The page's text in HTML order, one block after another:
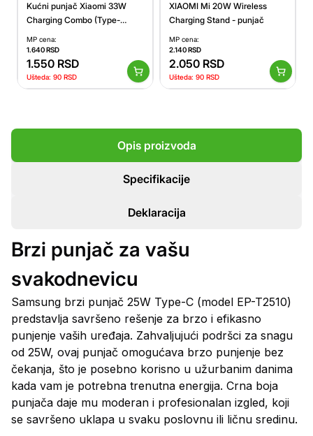
Kućni punjač Xiaomi 33W
Charging Combo (Type-
A+Type-C) sa kablom
MP cena:
1.640RSD
1.550 RSD
Ušteda: 90 RSD
XIAOMI Mi 20W Wireless
Charging Stand - punjač
MP cena:
2.140RSD
2.050 RSD
Ušteda: 90 RSD
Opis proizvoda
Specifikacije
Deklaracija
Brzi punjač za vašu
svakodnevicu
Samsung brzi punjač 25W Type-C (model EP-T2510)
predstavlja savršeno rešenje za brzo i efikasno
punjenje vaših uređaja. Zahvaljujući podršci za snagu
od 25W, ovaj punjač omogućava brzo punjenje bez
čekanja, što je posebno korisno u užurbanim danima
kada vam je potrebna trenutna energija. Crna boja
punjača daje mu moderan i profesionalan izgled, koji
se savršeno uklapa u svaku poslovnu ili ličnu sredinu.